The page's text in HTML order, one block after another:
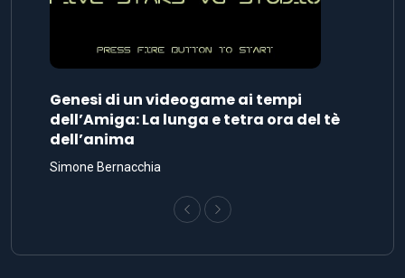
Genesi di un videogame ai tempi
dell’Amiga: La lunga e tetra ora del tè
dell’anima
Simone Bernacchia